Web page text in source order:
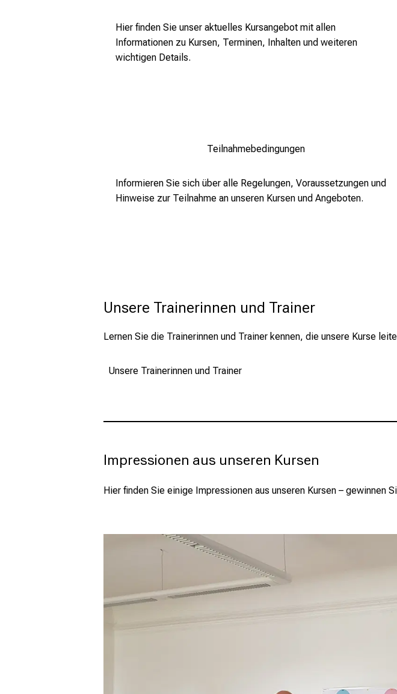
Hier finden Sie unser aktuelles Kursangebot mit allen
Informationen zu Kursen, Terminen, Inhalten und weiteren
wichtigen Details.
Teilnahmebedingungen
Informieren Sie sich über alle Regelungen, Voraussetzungen und
Hinweise zur Teilnahme an unseren Kursen und Angeboten.
Unsere Trainerinnen und Trainer
Lernen Sie die Trainerinnen und Trainer kennen, die unsere Kurse
Unsere Trainerinnen und Trainer
Impressionen aus unseren Kursen
Hier finden Sie einige Impressionen aus unseren Kursen – gewinnen